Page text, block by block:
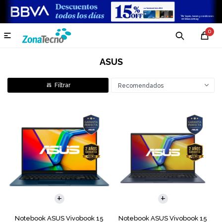
0

ASUS
Recomendados
Notebook ASUS Vivobook 15
COMPARAR
Notebook ASUS Vivobook 15
COMPARAR